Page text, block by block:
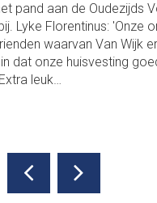
pand aan de Oudezijds
Lyke Florentinus: 'Onze
waarvan Van Wijk
dat onze huisvesting
leuk…